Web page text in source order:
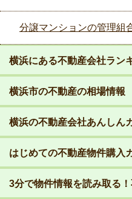
分譲マンションの管理組
横浜にある不動産会社ラン
横浜市の不動産の相場情報
横浜の不動産会社あんしん
はじめての不動産物件購入
3分で物件情報を読み取る